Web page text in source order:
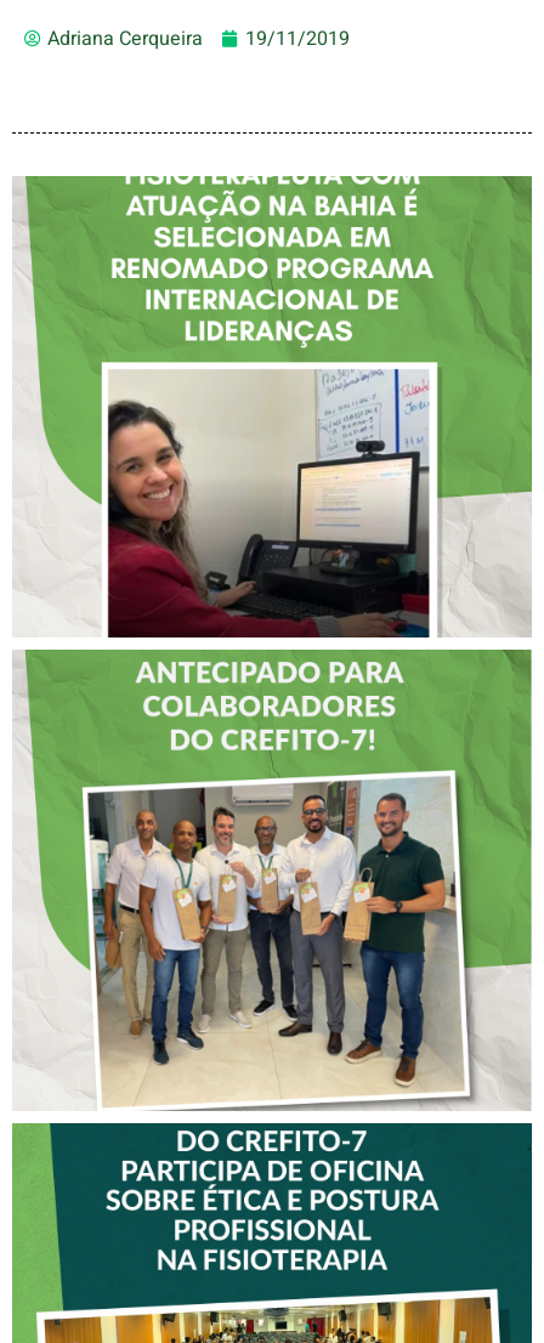
Adriana Cerqueira 19/11/2019
FISIOTERAPEUTA COM
ATUAÇÃO NA BAHIA É
SELECIONADA EM
RENOMADO PROGRAMA
INTERNACIONAL DE
LIDERANÇAS
DIA DOS PAIS É
ANTECIPADO PARA
COLABORADORES DO
CREFITO-7
VICE-PRESIDENTE DO
CREFITO-7 PARTICIPA DE
OFICINA SOBRE ÉTICA E